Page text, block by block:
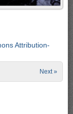
Attribution-
Next »